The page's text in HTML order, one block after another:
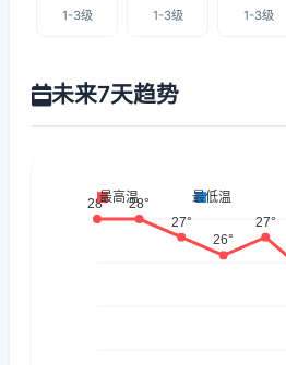
1-3级 1-3级 1-3级
未来7天趋势